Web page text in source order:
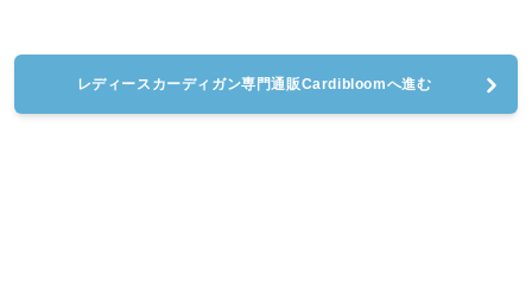
レディースカーディガン専門通販Cardibloomへ進む